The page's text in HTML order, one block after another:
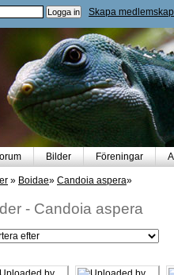
Skapa medlemskap
Bilder Föreningar
» Boidae» Candoia aspera»
- Candoia aspera